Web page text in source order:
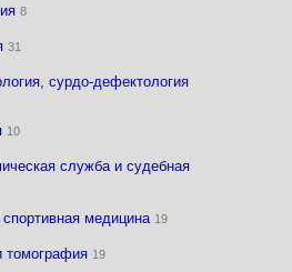
8
31
сурдо-дефектология
10
служба и судебная
медицина 19
томография 19